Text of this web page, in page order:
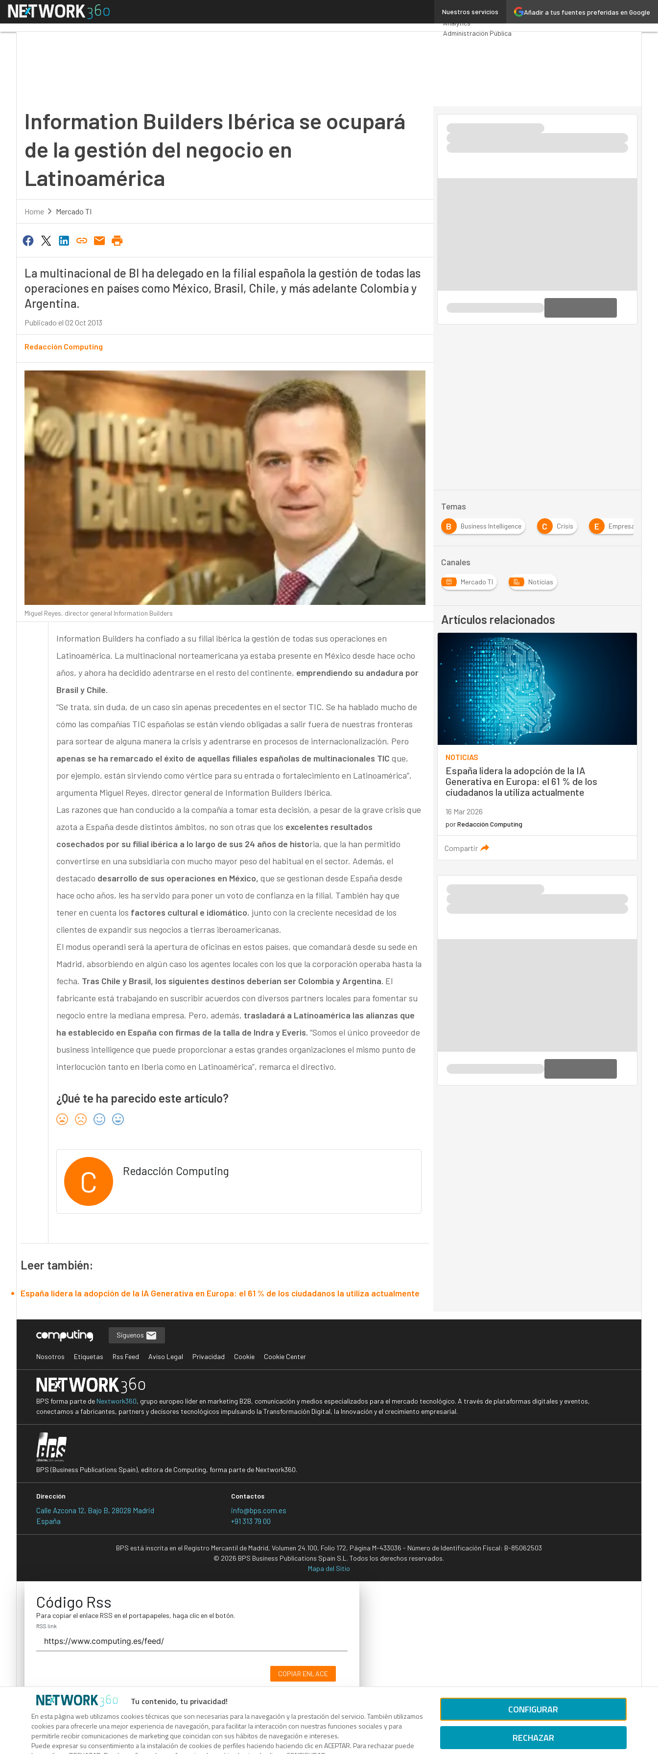
Añadir a tus fuentes preferidas en Google
Nuestros servicios
Menú Information Builders Ibérica se ocupará de la gestión del negocio en LatinoaméricaPremios Computing
Analytics
Administración Pública
Information Builders Ibérica se ocupará
de la gestión del negocio en
Latinoamérica
Home Mercado TI
La multinacional de BI ha delegado en la filial española la gestión de todas las
operaciones en países como México, Brasil, Chile, y más adelante Colombia y
Argentina.
Publicado el 02 Oct 2013
Redacción Computing
Miguel Reyes, director general Information Builders
Information Builders ha confiado a su filial ibérica la gestión de todas sus operaciones en
Latinoamérica. La multinacional norteamericana ya estaba presente en México desde hace ocho
años, y ahora ha decidido adentrarse en el resto del continente, emprendiendo su andadura por
Brasil y Chile.
“Se trata, sin duda, de un caso sin apenas precedentes en el sector TIC. Se ha hablado mucho de
cómo las compañías TIC españolas se están viendo obligadas a salir fuera de nuestras fronteras
para sortear de alguna manera la crisis y adentrarse en procesos de internacionalización. Pero
apenas se ha remarcado el éxito de aquellas filiales españolas de multinacionales TIC que,
por ejemplo, están sirviendo como vértice para su entrada o fortalecimiento en Latinoamérica”,
argumenta Miguel Reyes, director general de Information Builders Ibérica.
Las razones que han conducido a la compañía a tomar esta decisión, a pesar de la grave crisis que
azota a España desde distintos ámbitos, no son otras que los excelentes resultados
cosechados por su filial ibérica a lo largo de sus 24 años de historia, que la han permitido
convertirse en una subsidiaria con mucho mayor peso del habitual en el sector. Además, el
destacado desarrollo de sus operaciones en México, que se gestionan desde España desde
hace ocho años, les ha servido para poner un voto de confianza en la filial. También hay que
tener en cuenta los factores cultural e idiomático, junto con la creciente necesidad de los
clientes de expandir sus negocios a tierras iberoamericanas.
El modus operandi será la apertura de oficinas en estos países, que comandará desde su sede en
Madrid, absorbiendo en algún caso los agentes locales con los que la corporación operaba hasta la
fecha. Tras Chile y Brasil, los siguientes destinos deberían ser Colombia y Argentina. El
fabricante está trabajando en suscribir acuerdos con diversos partners locales para fomentar su
negocio entre la mediana empresa. Pero, además, trasladará a Latinoamérica las alianzas que
ha establecido en España con firmas de la talla de Indra y Everis. “Somos el único proveedor de
business intelligence que puede proporcionar a estas grandes organizaciones el mismo punto de
interlocución tanto en Iberia como en Latinoamérica”, remarca el directivo.
¿Qué te ha parecido este artículo?
C Redacción Computing
Leer también:
España lidera la adopción de la IA Generativa en Europa: el 61 % de los ciudadanos la utiliza actualmente
Temas
B Business Intelligence C Crisis E Empresa
Canales
Mercado TI Noticias
Artículos relacionados
NOTICIAS
España lidera la adopción de la IA
Generativa en Europa: el 61 % de los
ciudadanos la utiliza actualmente
16 Mar 2026
porRedacción Computing
Compartir
Tu contenido, tu privacidad!
En esta página web utilizamos cookies técnicas que son necesarias para la navegación y la prestación del servicio. También utilizamos
cookies para ofrecerle una mejor experiencia de navegación, para facilitar la interacción con nuestras funciones sociales y para
permitirle recibir comunicaciones de marketing que coincidan con sus hábitos de navegación e intereses.
Puede expresar su consentimiento a la instalación de cookies de perfiles haciendo haciendo clic en ACEPTAR. Para rechazar puede
CONFIGURAR
RECHAZAR
Síguenos
Nosotros Etiquetas Rss Feed Aviso Legal Privacidad Cookie Cookie Center
BPS forma parte de Nextwork360, grupo europeo líder en marketing B2B, comunicación y medios especializados para el mercado tecnológico. A través de plataformas digitales y eventos,
conectamos a fabricantes, partners y decisores tecnológicos impulsando la Transformación Digital, la Innovación y el crecimiento empresarial.
BPS (Business Publications Spain), editora de Computing, forma parte de Nextwork360.
Dirección
Calle Azcona 12, Bajo B, 28028 Madrid
España
Contactos
info@bps.com.es
+91 313 79 00
BPS está inscrita en el Registro Mercantil de Madrid, Volumen 24.100, Folio 172, Página M-433036 - Número de Identificación Fiscal: B-85062503
© 2026 BPS Business Publications Spain S.L. Todos los derechos reservados.
Mapa del Sitio
Código Rss
Para copiar el enlace RSS en el portapapeles, haga clic en el botón.
RSS link
COPIAR ENLACE
Código Rss
Para copiar el enlace RSS en el portapapeles, haga clic en el botón.